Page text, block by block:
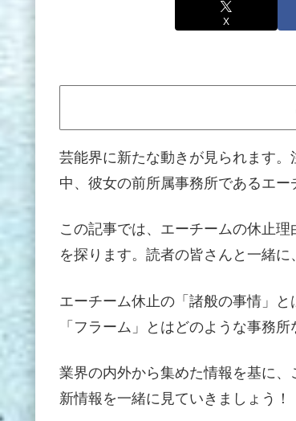
X
芸能界に新たな動きが見られます
中、彼女の前所属事務所であるエー
この記事では、エーチームの休止
を探ります。読者の皆さんと一緒
エーチーム休止の「諸般の事情」
「フラーム」とはどのような事務所
業界の内外から集めた情報を基に
新情報を一緒に見ていきましょう！